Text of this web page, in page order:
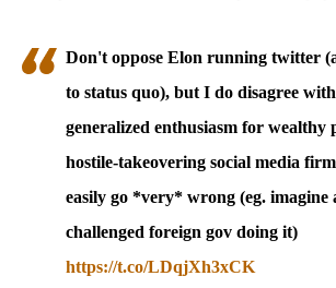
Don't oppose Elon running twitter
to status quo), but I do disagree
generalized enthusiasm for wealthy
hostile-takeovering social media
easily go *very* wrong (eg. imagine
challenged foreign gov doing it)
https://t.co/LDqjXh3xCK